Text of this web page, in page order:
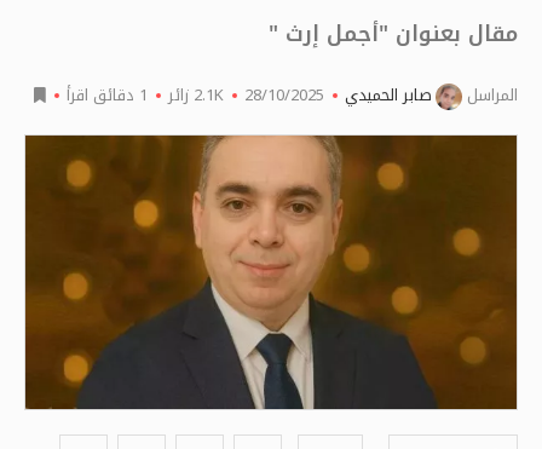
مقال بعنوان "أجمل إرث "
المراسل صابر الحميدي 28/10/2025
2.1K زائر